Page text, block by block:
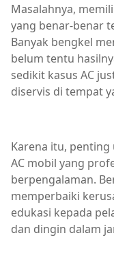
Masalahnya,
yang benar-benar
Banyak bengkel
belum tentu
sedikit kasus AC
diservis di tempat
Karena itu,
AC mobil yang
berpengalaman.
memperbaiki
edukasi kepada
dan dingin dalam